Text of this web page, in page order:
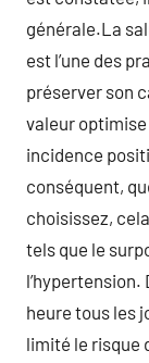
générale.La
est l’une des
préserver son
valeur
incidence
conséquent,
choisissez,
tels que le
l’hypertension.
heure tous les
limité le risque